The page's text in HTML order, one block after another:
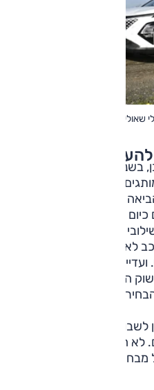
שאולי
בשנים האחרונות אפשר
סיניים רבים, לצד
איתה שפה עיצובית
בגווני כחול-ירקרק, אפור
צבעים דו-גוניים.
לא רק כלי תחבורה או
לפחות לפי הנתונים
הרחב, ובעיקר בשוק
הבטוחה, הפרקטית
ובדיוק בזמן לשבועות, שוק הרכב הישראלי
הצבע הכי נועז, לא הכי
מבחינת הנהג הישראלי,